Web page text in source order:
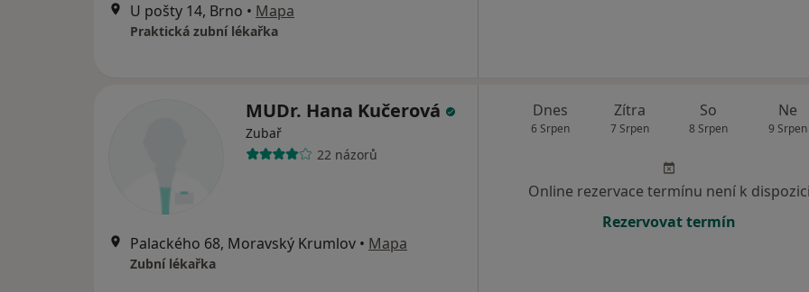
U pošty 14, Brno • Mapa
Praktická zubní lékařka
MUDr. Hana Kučerová
Zubař
22 názorů
Palackého 68, Moravský Krumlov • Mapa
Zubní lékařka
Dnes
6 Srpen
Zítra
7 Srpen
So
8 Srpen
Ne
9 Srpen
Online rezervace termínu není k dispozici
Rezervovat termín